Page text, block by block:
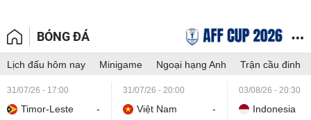
BÓNG ĐÁ
Lịch đấu hôm nay Minigame Ngoại hạng Anh Trận cầu đinh
31/07/26 - 17:00
Timor-Leste
-
31/07/26 - 20:00
Việt Nam
-
03/08/26 - 20:30
Indonesia